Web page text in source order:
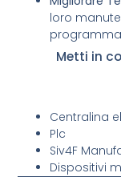
loro
Metti in
Centralina
Plc
Siv4F
Dispositivi